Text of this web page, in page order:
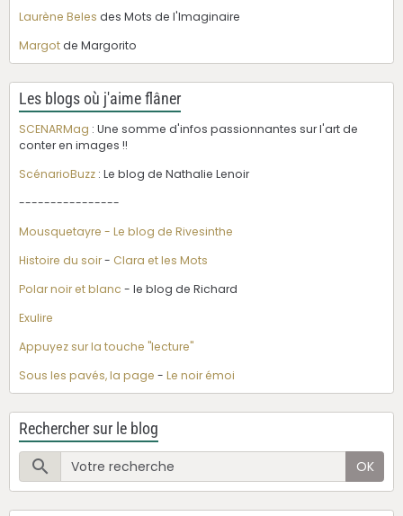
Laurène Beles des Mots de l'Imaginaire
Margotde Margorito
Les blogs où j'aime flâner
SCENARMag : Une somme d'infos passionnantes sur l'art de
conter en images !!
ScénarioBuzz : Le blog de Nathalie Lenoir
----------------
Mousquetayre - Le blog de Rivesinthe
Histoire du soir- Clara et les Mots
Polar noir et blanc - le blog de Richard
Exulire
Appuyez sur la touche "lecture"
Sous les pavés, la page - Le noir émoi
Rechercher sur le blog
OK